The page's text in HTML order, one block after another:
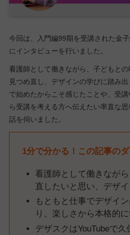
今回は、入門編99期を受講された金
にインタビューを行いました。
看護師として働きながら、子どもと
見つめ直し、デザインの学びに踏み
で始めたからこそ感じたことや、受
ら受講を考える方へ伝えたい率直な
話を伺いました。
1分で分かる！この記事の
看護師として働きなが
直したいと思い、デザ
もともと仕事でデザイ
り、楽しさから本格的
デザスクはYouTubeで